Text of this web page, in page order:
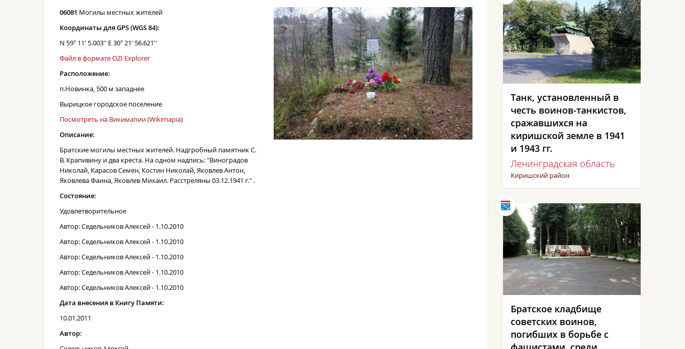
06081 Могилы местных жителей
Координаты для GPS (WGS 84):
N 59° 11' 5.003'' E 30° 21' 56.621''
Файл в формате OZI Explorer
Расположение:
п.Новинка, 500 м западнее
Вырицкое городское поселение
Посмотреть на Викимапии (Wikimapia)
Описание:
Братские могилы местных жителей. Надгробный памятник С.
В. Крапивину и два креста. На одном надпись: "Виноградов
Николай, Карасов Семен, Костин Николай, Яковлев Антон,
Яковлева Фаина, Яковлев Михаил. Расстреляны 03.12.1941 г." .
Состояние:
Удовлетворительное
Автор: Седельников Алексей - 1.10.2010
Автор: Седельников Алексей - 1.10.2010
Автор: Седельников Алексей - 1.10.2010
Автор: Седельников Алексей - 1.10.2010
Автор: Седельников Алексей - 1.10.2010
Дата внесения в Книгу Памяти:
10.01.2011
Автор:
Танк, установленный в
честь воинов-танкистов,
сражавшихся на
киришской земле в 1941
и 1943 гг.
Ленинградская область
Киришский район
Братское кладбище
советских воинов,
погибших в борьбе с